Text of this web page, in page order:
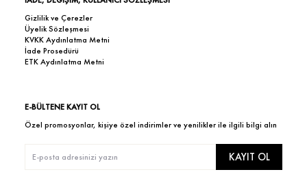
Gizlilik ve Çerezler
Üyelik Sözleşmesi
KVKK Aydınlatma Metni
İade Prosedürü
ETK Aydınlatma Metni
E-BÜLTENE KAYIT OL
Özel promosyonlar, kişiye özel indirimler ve yenilikler ile ilgili bilgi alın
KAYIT OL